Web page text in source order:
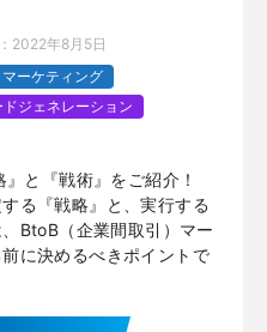
2022年8月5日
マーケティング
ドジェネレーション
と『戦術』をご紹介！
る『戦略』と、実行する
BtoB（企業間取引）マー
に決めるべきポイントで